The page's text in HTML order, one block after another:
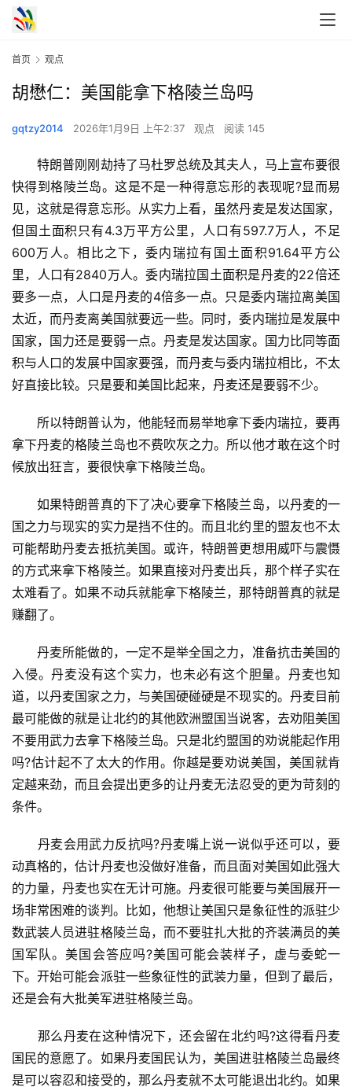
首页 观点
胡懋仁：美国能拿下格陵兰岛吗
gqtzy2014 2026年1月9日 上午2:37 观点 阅读 145
特朗普刚刚劫持了马杜罗总统及其夫人，马上宣布要很
快得到格陵兰岛。这是不是一种得意忘形的表现呢?显而易
见，这就是得意忘形。从实力上看，虽然丹麦是发达国家，
但国土面积只有4.3万平方公里，人口有597.7万人，不足
600万人。相比之下，委内瑞拉有国土面积91.64平方公
里，人口有2840万人。委内瑞拉国土面积是丹麦的22倍还
要多一点，人口是丹麦的4倍多一点。只是委内瑞拉离美国
太近，而丹麦离美国就要远一些。同时，委内瑞拉是发展中
国家，国力还是要弱一点。丹麦是发达国家。国力比同等面
积与人口的发展中国家要强，而丹麦与委内瑞拉相比，不太
好直接比较。只是要和美国比起来，丹麦还是要弱不少。
所以特朗普认为，他能轻而易举地拿下委内瑞拉，要再
拿下丹麦的格陵兰岛也不费吹灰之力。所以他才敢在这个时
候放出狂言，要很快拿下格陵兰岛。
如果特朗普真的下了决心要拿下格陵兰岛，以丹麦的一
国之力与现实的实力是挡不住的。而且北约里的盟友也不太
可能帮助丹麦去抵抗美国。或许，特朗普更想用威吓与震慑
的方式来拿下格陵兰。如果直接对丹麦出兵，那个样子实在
太难看了。如果不动兵就能拿下格陵兰，那特朗普真的就是
赚翻了。
丹麦所能做的，一定不是举全国之力，准备抗击美国的
入侵。丹麦没有这个实力，也未必有这个胆量。丹麦也知
道，以丹麦国家之力，与美国硬碰硬是不现实的。丹麦目前
最可能做的就是让北约的其他欧洲盟国当说客，去劝阻美国
不要用武力去拿下格陵兰岛。只是北约盟国的劝说能起作用
吗?估计起不了太大的作用。你越是要劝说美国，美国就肯
定越来劲，而且会提出更多的让丹麦无法忍受的更为苛刻的
条件。
丹麦会用武力反抗吗?丹麦嘴上说一说似乎还可以，要
动真格的，估计丹麦也没做好准备，而且面对美国如此强大
的力量，丹麦也实在无计可施。丹麦很可能要与美国展开一
场非常困难的谈判。比如，他想让美国只是象征性的派驻少
数武装人员进驻格陵兰岛，而不要驻扎大批的齐装满员的美
国军队。美国会答应吗?美国可能会装样子，虚与委蛇一
下。开始可能会派驻一些象征性的武装力量，但到了最后，
还是会有大批美军进驻格陵兰岛。
那么丹麦在这种情况下，还会留在北约吗?这得看丹麦
国民的意愿了。如果丹麦国民认为，美国进驻格陵兰岛最终
是可以容忍和接受的，那么丹麦就不太可能退出北约。如果